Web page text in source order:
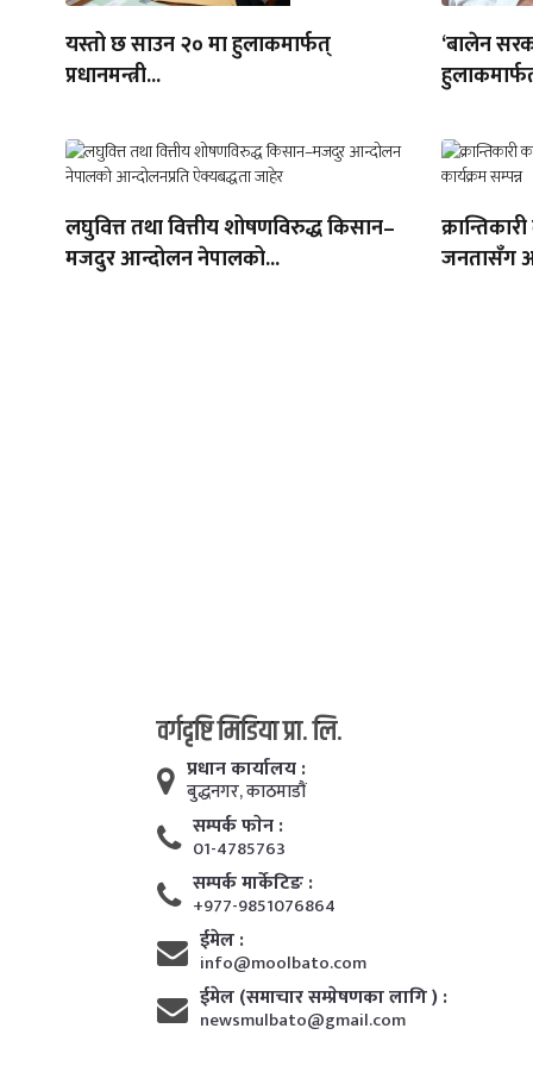
यस्तो छ साउन २० मा हुलाकमार्फत्
प्रधानमन्त्री...
‘बालेन
लघुवित्त तथा वित्तीय शोषणविरुद्ध किसान–
मजदुर आन्दोलन नेपालको...
जनतासँग
वर्गदृष्टि मिडिया प्रा. लि.
प्रधान कार्यालय :
बुद्धनगर, काठमाडाैं
सम्पर्क फाेन :
01-4785763
सम्पर्क मार्केटिङ :
+977-9851076864
ईमेल :
info@moolbato.com
ईमेल (समाचार सम्प्रेषणका लागि ) :
newsmulbato@gmail.com